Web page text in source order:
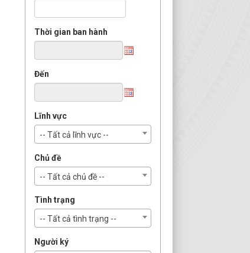
Thời gian ban hành
Đến
Lĩnh vực
-- Tất cả lĩnh vực --
Chủ đề
-- Tất cả chủ đề --
Tình trạng
-- Tất cả tình trạng --
Người ký